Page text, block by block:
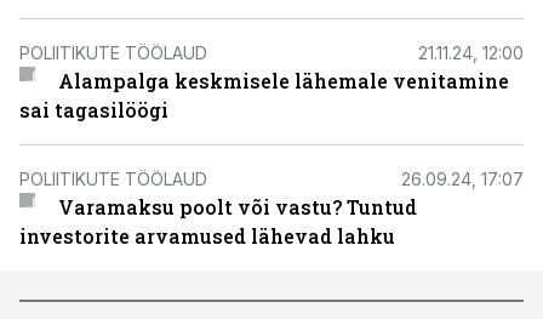
POLIITIKUTE TÖÖLAUD 21.11.24, 12:00
Alampalga keskmisele lähemale venitamine
sai tagasilöögi
POLIITIKUTE TÖÖLAUD 26.09.24, 17:07
Varamaksu poolt või vastu? Tuntud
investorite arvamused lähevad lahku